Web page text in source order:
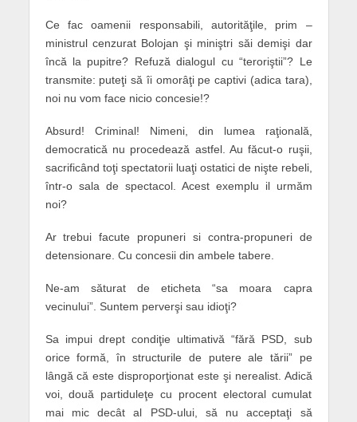
Ce fac oamenii responsabili, autorităţile, prim –
ministrul cenzurat Bolojan şi miniştri săi demişi dar
încă la pupitre? Refuză dialogul cu “teroriştii”? Le
transmite: puteţi să îi omorâţi pe captivi (adica tara),
noi nu vom face nicio concesie!?
Absurd! Criminal! Nimeni, din lumea raţională,
democratică nu procedează astfel. Au făcut-o ruşii,
sacrificând toţi spectatorii luaţi ostatici de nişte rebeli,
într-o sala de spectacol. Acest exemplu il urmăm
noi?
Ar trebui facute propuneri si contra-propuneri de
detensionare. Cu concesii din ambele tabere.
Ne-am săturat de eticheta “sa moara capra
vecinului”. Suntem perverşi sau idioţi?
Sa impui drept condiţie ultimativă “fără PSD, sub
orice formă, în structurile de putere ale tării” pe
lângă că este disproporţionat este şi nerealist. Adică
voi, două partiduleţe cu procent electoral cumulat
mai mic decât al PSD-ului, să nu acceptaţi să